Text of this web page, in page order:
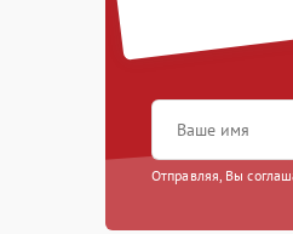
Отправляя, Вы